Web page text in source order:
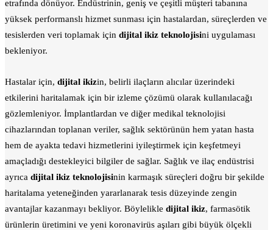
etrafında dönüyor. Endüstrinin, geniş ve çeşitli müşteri tabanına
yüksek performanslı hizmet sunması için hastalardan, süreçlerden ve
tesislerden veri toplamak için dijital ikiz teknolojisini uygulaması
bekleniyor.
Hastalar için, dijital ikizin, belirli ilaçların alıcılar üzerindeki
etkilerini haritalamak için bir izleme çözümü olarak kullanılacağı
gözlemleniyor. İmplantlardan ve diğer medikal teknolojisi
cihazlarından toplanan veriler, sağlık sektörünün hem yatan hasta
hem de ayakta tedavi hizmetlerini iyileştirmek için keşfetmeyi
amaçladığı destekleyici bilgiler de sağlar. Sağlık ve ilaç endüstrisi
ayrıca dijital ikiz teknolojisinin karmaşık süreçleri doğru bir şekilde
haritalama yeteneğinden yararlanarak tesis düzeyinde zengin
avantajlar kazanmayı bekliyor. Böylelikle dijital ikiz, farmasötik
ürünlerin üretimini ve yeni koronavirüs aşıları gibi büyük ölçekli